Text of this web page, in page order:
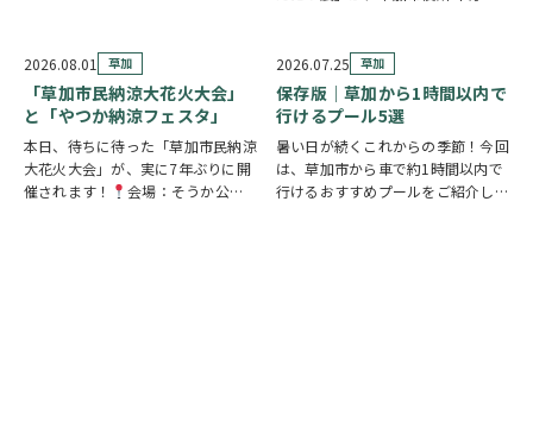
謎を解きながら、行方不明となった
「ある条例…
見て・触れて・参加しながらお弁当
の魅力を楽しめるイベントです。お
子さまから大人…
2026.08.01 草加
「草加市民納涼大花火大会」
と「やつか納涼フェスタ」
本日、待ちに待った「草加市民納涼
大花火大会」が、実に7年ぶりに開
催されます！
会場：そうか公園
2026.07.25 草加
保存版｜草加から1時間以内で
行けるプール5選
暑い日が続くこれからの季節！今回
は、草加市から車で約1時間以内で
行けるおすすめプールをご紹介しま